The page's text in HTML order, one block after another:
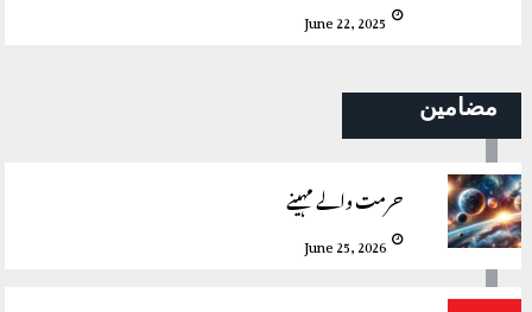
June 22, 2025
مضامین
حرمت والے مہینے
June 25, 2026